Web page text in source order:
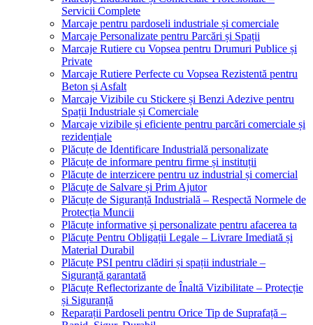
Servicii Complete
Marcaje pentru pardoseli industriale și comerciale
Marcaje Personalizate pentru Parcări și Spații
Marcaje Rutiere cu Vopsea pentru Drumuri Publice și
Private
Marcaje Rutiere Perfecte cu Vopsea Rezistentă pentru
Beton și Asfalt
Marcaje Vizibile cu Stickere și Benzi Adezive pentru
Spații Industriale și Comerciale
Marcaje vizibile și eficiente pentru parcări comerciale și
rezidențiale
Plăcuțe de Identificare Industrială personalizate
Plăcuțe de informare pentru firme și instituții
Plăcuțe de interzicere pentru uz industrial și comercial
Plăcuțe de Salvare și Prim Ajutor
Plăcuțe de Siguranță Industrială – Respectă Normele de
Protecția Muncii
Plăcuțe informative și personalizate pentru afacerea ta
Plăcuțe Pentru Obligații Legale – Livrare Imediată și
Material Durabil
Plăcuțe PSI pentru clădiri și spații industriale –
Siguranță garantată
Plăcuțe Reflectorizante de Înaltă Vizibilitate – Protecție
și Siguranță
Reparații Pardoseli pentru Orice Tip de Suprafață –